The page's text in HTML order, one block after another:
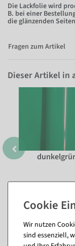
Die Lackfolie wird
B. bei einer
die glänzenden
Fragen zum Artikel
Dieser Artikel in
Wir nutzen
sind essenziell,